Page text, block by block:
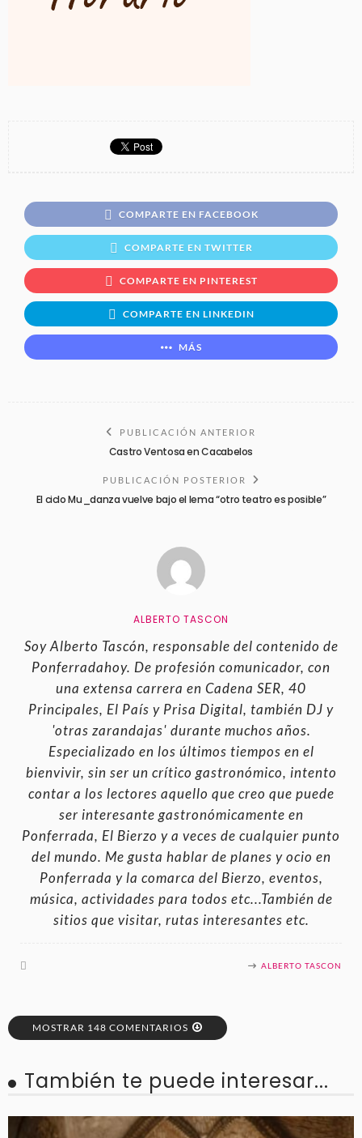
COMPARTE EN FACEBOOK
COMPARTE EN TWITTER
COMPARTE EN PINTEREST
COMPARTE EN LINKEDIN
MÁS
PUBLICACIÓN ANTERIOR
Castro Ventosa en Cacabelos
PUBLICACIÓN POSTERIOR
El ciclo Mu_danza vuelve bajo el lema “otro teatro es posible”
ALBERTO TASCON
Soy Alberto Tascón, responsable del contenido de
Ponferradahoy. De profesión comunicador, con
una extensa carrera en Cadena SER, 40
Principales, El País y Prisa Digital, también DJ y
'otras zarandajas' durante muchos años.
Especializado en los últimos tiempos en el
bienvivir, sin ser un crítico gastronómico, intento
contar a los lectores aquello que creo que puede
ser interesante gastronómicamente en
Ponferrada, El Bierzo y a veces de cualquier punto
del mundo. Me gusta hablar de planes y ocio en
Ponferrada y la comarca del Bierzo, eventos,
música, actividades para todos etc...También de
sitios que visitar, rutas interesantes etc.
ALBERTO TASCON
MOSTRAR 148 COMENTARIOS
También te puede interesar...